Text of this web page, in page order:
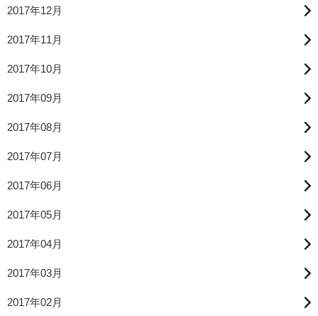
2017年12月
2017年11月
2017年10月
2017年09月
2017年08月
2017年07月
2017年06月
2017年05月
2017年04月
2017年03月
2017年02月